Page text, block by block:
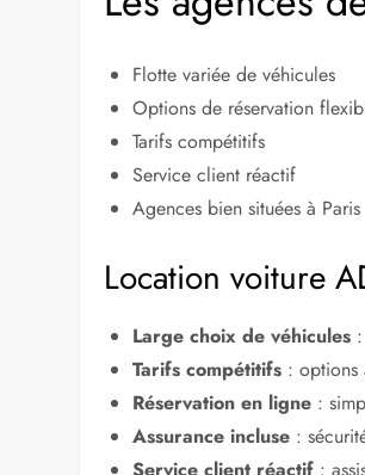
Flotte variée de véhicules
Options de réservation
Tarifs compétitifs
Service client réactif
Agences bien situées à Paris
Location voiture
Large choix de véhicules
Tarifs compétitifs : options
Réservation en ligne :
Assurance incluse :